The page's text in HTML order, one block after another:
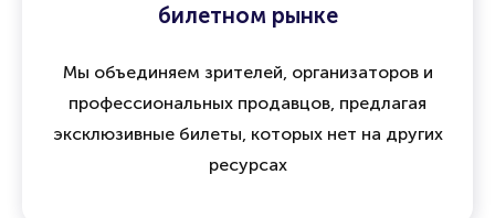
билетном рынке
Мы объединяем зрителей, организаторов и
профессиональных продавцов, предлагая
эксклюзивные билеты, которых нет на других
ресурсах